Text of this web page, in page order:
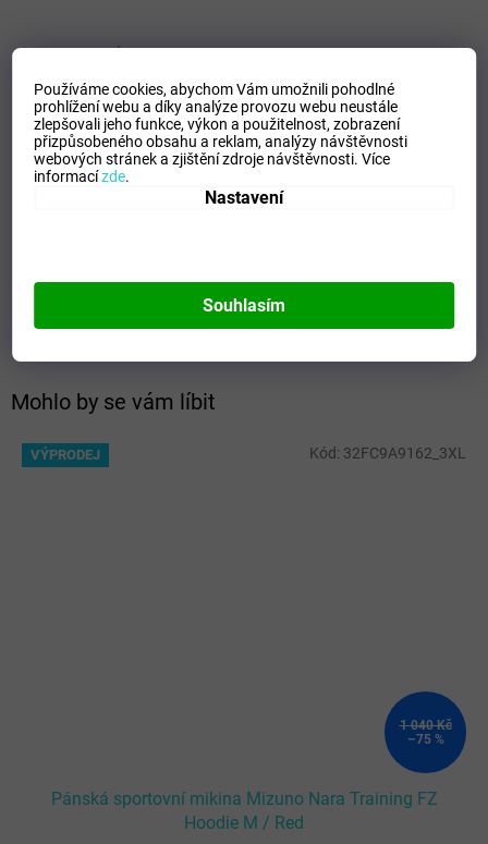
Používáme cookies, abychom Vám umožnili pohodlné
prohlížení webu a díky analýze provozu webu neustále
zlepšovali jeho funkce, výkon a použitelnost,zobrazení
přizpůsobeného obsahu a reklam, analýzy návštěvnosti
webových stránek a zjištění zdroje návštěvnosti.Více
informacízde.
Nastavení
Souhlasím
Mohlo by se vám líbit
VÝPRODEJ
1 040 Kč
–75 %
Pánská sportovní mikina Mizuno Nara Training FZ
Hoodie M / Red
Kód: 32FC9A9162_3XL
Doplňkové parametry
Kategorie:
Pánské mikiny
EAN:
5054698392973